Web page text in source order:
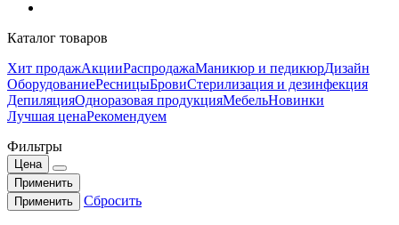
Каталог товаров
Хит продажАкцииРаспродажаМаникюр и педикюрДизайн
ОборудованиеРесницыБровиСтерилизация и дезинфекция
ДепиляцияОдноразовая продукцияМебельНовинки
Лучшая ценаРекомендуем
Фильтры
Цена
Применить
Применить
Сбросить